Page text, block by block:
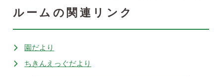
ルームの関連リンク
園だより
ちきんえっぐだより